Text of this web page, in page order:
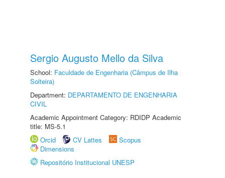
Sergio Augusto Mello da Silva
School: Faculdade de Engenharia (Câmpus de Ilha
Solteira)
Department: DEPARTAMENTO DE ENGENHARIA
CIVIL
Academic Appointment Category: RDIDP Academic
title: MS-5.1
Orcid
CV Lattes
Scopus
Dimensions
Repositório Institucional UNESP